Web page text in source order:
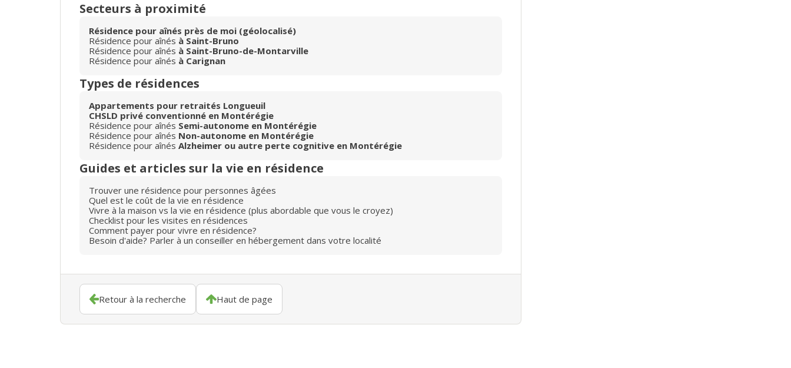
Secteurs à proximité
Résidence pour aînés près de moi (géolocalisé)
Résidence pour aînés à Saint-Bruno
Résidence pour aînés à Saint-Bruno-de-Montarville
Résidence pour aînés à Carignan
Types de résidences
Appartements pour retraités Longueuil
CHSLD privé conventionné en Montérégie
Résidence pour aînés Semi-autonome en Montérégie
Résidence pour aînés Non-autonome en Montérégie
Résidence pour aînés Alzheimer ou autre perte cognitive en Montérégie
Guides et articles sur la vie en résidence
Trouver une résidence pour personnes âgées
Quel est le coût de la vie en résidence
Vivre à la maison vs la vie en résidence (plus abordable que vous le croyez)
Checklist pour les visites en résidences
Comment payer pour vivre en résidence?
Besoin d'aide? Parler à un conseiller en hébergement dans votre localité
Retour à la recherche Haut de page